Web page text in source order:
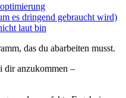
es dringend gebraucht wird)
laut bin
das du abarbeiten musst.
dir anzukommen –